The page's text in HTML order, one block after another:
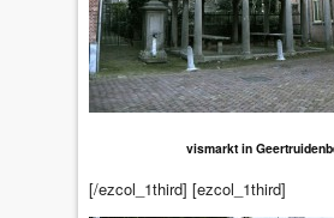
vismarkt in
[/ezcol_1third] [ezcol_1third]